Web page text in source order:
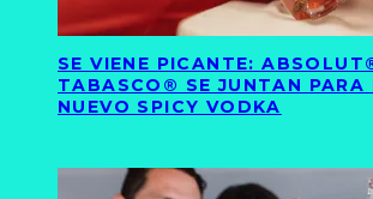
SE VIENE PICANTE:
TABASCO® SE JUNTAN PARA
NUEVO SPICY VODKA